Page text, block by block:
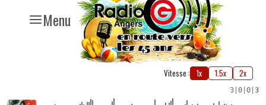
Menu
Vitesse : 1x 1.5x 2x
3 0 0 3